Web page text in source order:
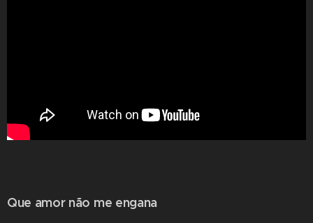
Que amor não me engana